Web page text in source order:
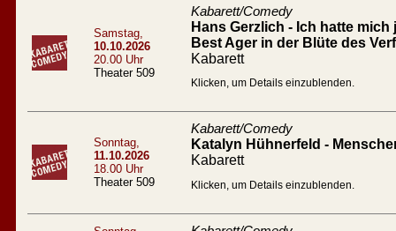
Samstag,
10.10.2026
20.00 Uhr
Theater 509
Kabarett/Comedy
Hans Gerzlich - Ich hatte
Best Ager in der Blüte des
Kabarett
Klicken, um Details einzublenden.
Sonntag,
11.10.2026
18.00 Uhr
Theater 509
Kabarett/Comedy
Katalyn Hühnerfeld -
Kabarett
Klicken, um Details einzublenden.